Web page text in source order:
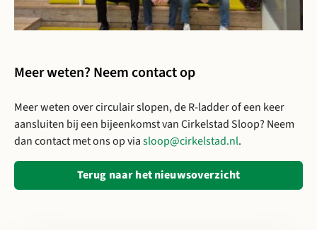
Meer weten? Neem contact op
Meer weten over circulair slopen, de R-ladder of een keer
aansluiten bij een bijeenkomst van Cirkelstad Sloop? Neem
dan contact met ons op viasloop@cirkelstad.nl.
Terug naar het nieuwsoverzicht